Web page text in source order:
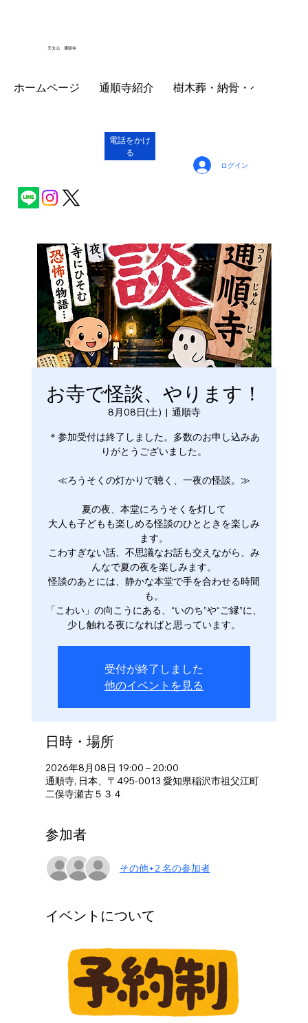
天文山 通順寺
ホームページ 通順寺紹介 樹木葬・納骨・ペット墓
電話をかけ
る
ログイン
お寺で怪談、やります！
8月08日(土)
  |
通順寺
＊参加受付は終了しました。多数のお申し込みあ
りがとうございました。
≪ろうそくの灯かりで聴く、一夜の怪談。≫
夏の夜、本堂にろうそくを灯して
大人も子どもも楽しめる怪談のひとときを楽しみ
ます。
こわすぎない話、不思議なお話も交えながら、み
んなで夏の夜を楽しみます。
怪談のあとには、静かな本堂で手を合わせる時間
も。
「こわい」の向こうにある、“いのち”や“ご縁”に、
少し触れる夜になればと思っています。
受付が終了しました
他のイベントを見る
日時・場所
2026年8月08日 19:00 – 20:00
通順寺, 日本、〒495-0013 愛知県稲沢市祖父江町
二俣寺瀬古５３４
参加者
その他+2 名の参加者
イベントについて